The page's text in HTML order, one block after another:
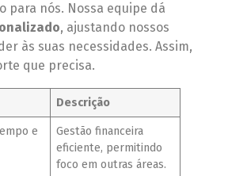
para nós. Nossa equipe dá
, ajustando nossos
às suas necessidades. Assim,
que precisa.
Descrição
e
Gestão financeira
eficiente, permitindo
foco em outras áreas.